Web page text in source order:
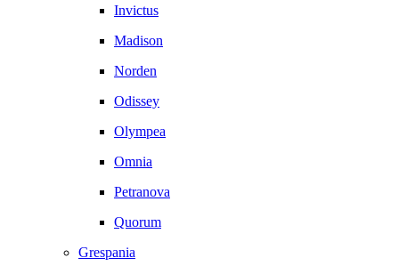
Invictus
Madison
Norden
Odissey
Olympea
Omnia
Petranova
Quorum
Grespania